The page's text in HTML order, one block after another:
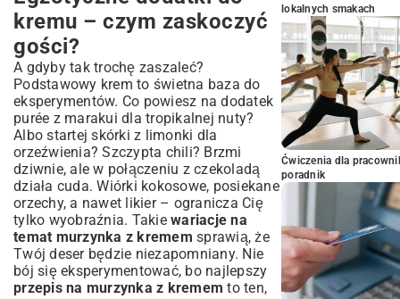
kremu – czym zaskoczyć
gości?
A gdyby tak trochę zaszaleć?
Podstawowy krem to świetna baza do
eksperymentów. Co powiesz na dodatek
purée z marakui dla tropikalnej nuty?
Albo startej skórki z limonki dla
orzeźwienia? Szczypta chili? Brzmi
dziwnie, ale w połączeniu z czekoladą
działa cuda. Wiórki kokosowe, posiekane
orzechy, a nawet likier – ogranicza Cię
tylko wyobraźnia. Takie wariacje na
temat murzynka z kremem sprawią, że
Twój deser będzie niezapomniany. Nie
bój się eksperymentować, bo najlepszy
przepis na murzynka z kremem to ten,
lokalnych smakach
Ćwiczenia dla
poradnik